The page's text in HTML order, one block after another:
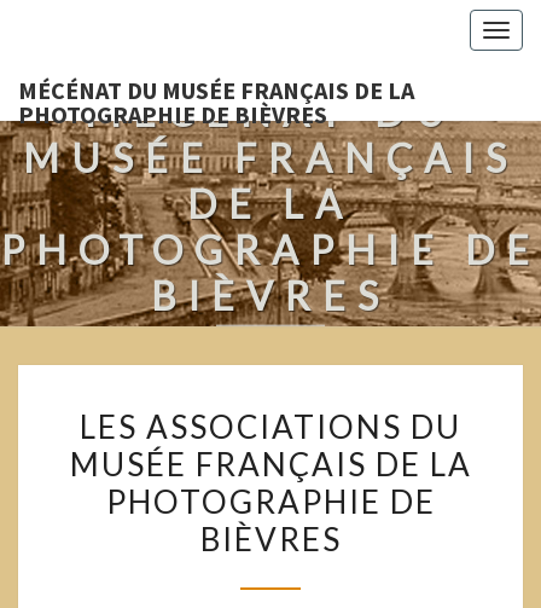
MÉCÉNAT DU MUSÉE FRANÇAIS DE LA
PHOTOGRAPHIE DE BIÈVRES
MÉCÉNAT DU
MUSÉE FRANÇAIS
DE LA
PHOTOGRAPHIE DE
BIÈVRES
ASSOCIATIONS
DU
MUSÉE
FRANÇAIS
LA
LES ASSOCIATIONS DU
MUSÉE FRANÇAIS DE LA
PHOTOGRAPHIE DE
BIÈVRES